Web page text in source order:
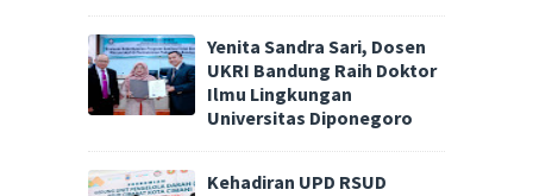
Yenita Sandra Sari, Dosen
UKRI Bandung Raih Doktor
Ilmu Lingkungan
Universitas Diponegoro
Kehadiran UPD RSUD